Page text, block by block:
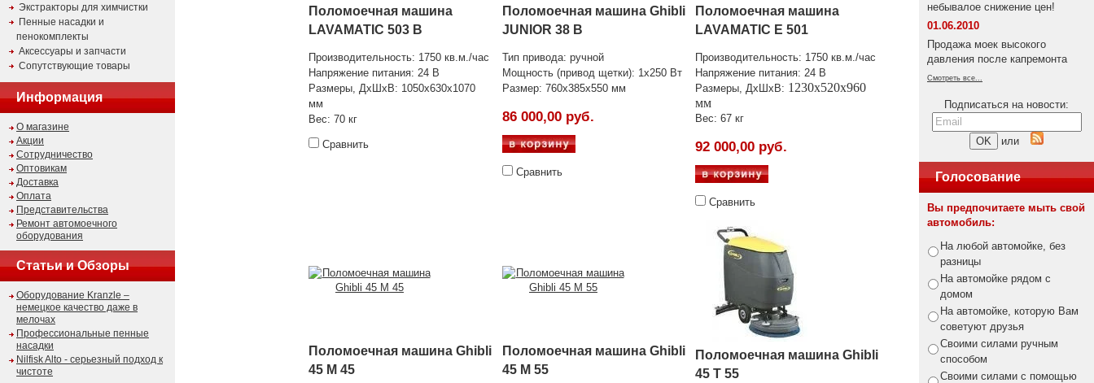
Экстракторы для химчистки
Пенные насадки и
пенокомплекты
Аксессуары и запчасти
Сопутствующие товары
Информация
О магазине
Акции
Сотрудничество
Оптовикам
Доставка
Оплата
Представительства
Ремонт автомоечного
оборудования
Статьи и Обзоры
Оборудование Kranzle –
немецкое качество даже в
мелочах
Профессиональные пенные
насадки
Nilfisk Alto - серьезный подход к
чистоте
Поломоечная машина
LAVAMATIC 503 B
Производительность: 1750 кв.м./час
Напряжение питания: 24 В
Размеры, ДхШхВ: 1050х630х1070
мм
Вес: 70 кг
Сравнить
Поломоечная машина Ghibli
JUNIOR 38 B
Тип привода: ручной
Мощность (привод щетки): 1х250 Вт
Размер: 760x385x550 мм
86 000,00 руб.
Сравнить
Поломоечная машина
LAVAMATIC E 501
Производительность: 1750 кв.м./час
Напряжение питания: 24 В
Размеры, ДхШхВ: 1230х520х960
мм
Вес: 67 кг
92 000,00 руб.
Сравнить
Поломоечная машина Ghibli
45 M 45
Поломоечная машина Ghibli
45 M 55
Поломоечная машина Ghibli
45 T 55
небывалое снижение цен!
01.06.2010
Продажа моек высокого
давления после капремонта
Смотреть все...
Подписаться на новости:
или
Голосование
Вы предпочитаете мыть свой
автомобиль:
На любой автомойке, без
разницы
На автомойке рядом с
домом
На автомойке, которую Вам
советуют друзья
Своими силами ручным
способом
Своими силами с помощью